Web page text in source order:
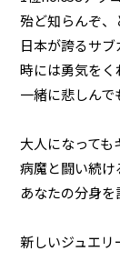
殆ど知らんぞ、
日本が誇るサブ
時には勇気をく
一緒に悲しんで
大人になっても
病魔と闘い続け
あなたの分身を
新しいジュエリ